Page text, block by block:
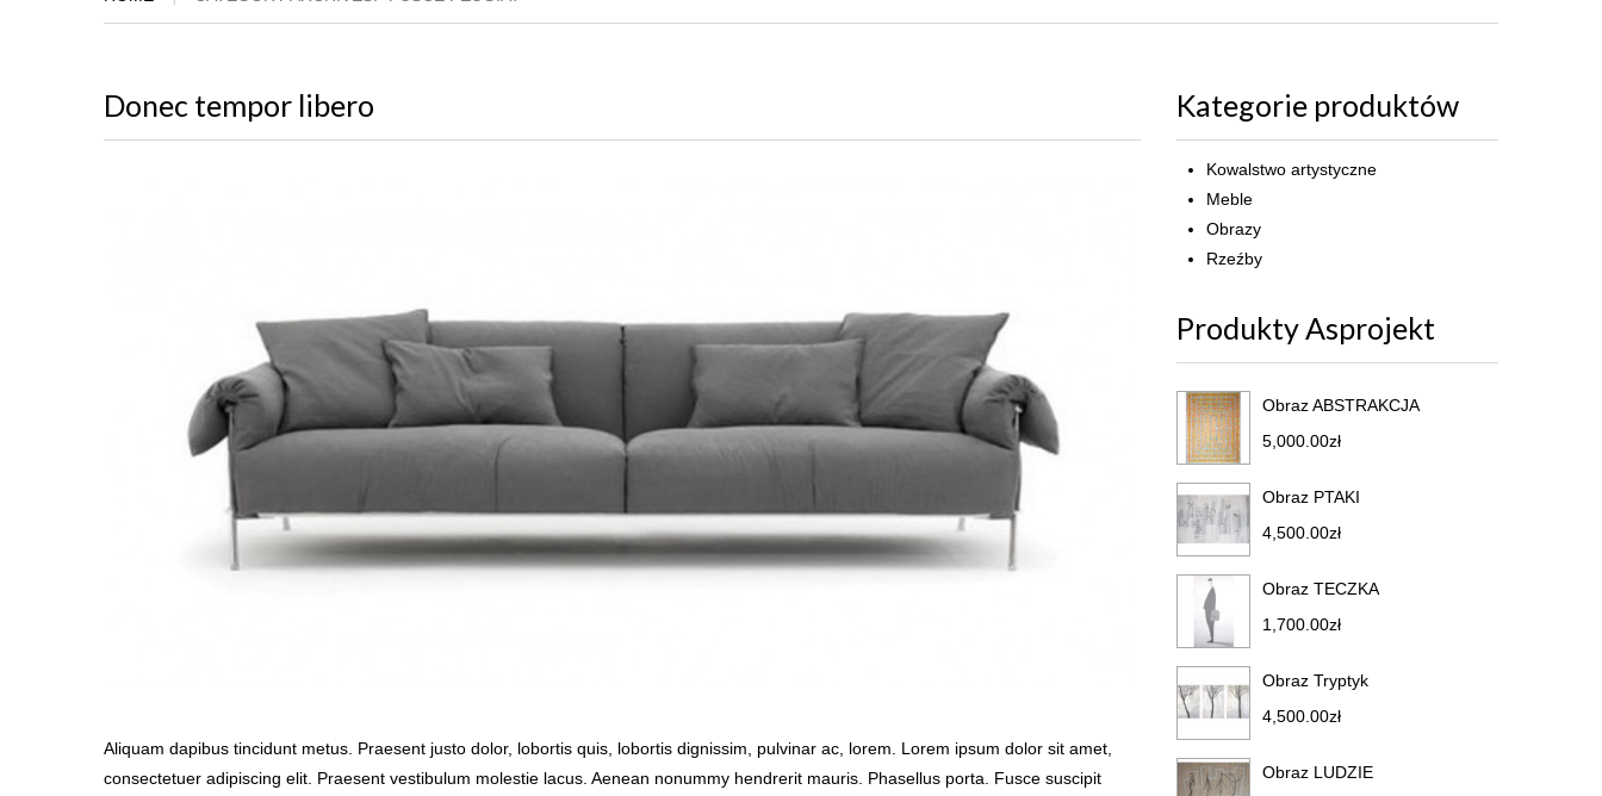
Donec tempor libero
Aliquam dapibus tincidunt metus. Praesent justo dolor, lobortis quis, lobortis dignissim, pulvinar ac, lorem. Lorem ipsum dolor sit amet,
consectetuer adipiscing elit. Praesent vestibulum molestie lacus. Aenean nonummy hendrerit mauris. Phasellus porta. Fusce suscipit
Kategorie produktów
Kowalstwo artystyczne
Meble
Obrazy
Rzeźby
Produkty Asprojekt
Obraz ABSTRAKCJA
5,000.00zł
Obraz PTAKI
4,500.00zł
Obraz TECZKA
1,700.00zł
Obraz Tryptyk
4,500.00zł
Obraz LUDZIE